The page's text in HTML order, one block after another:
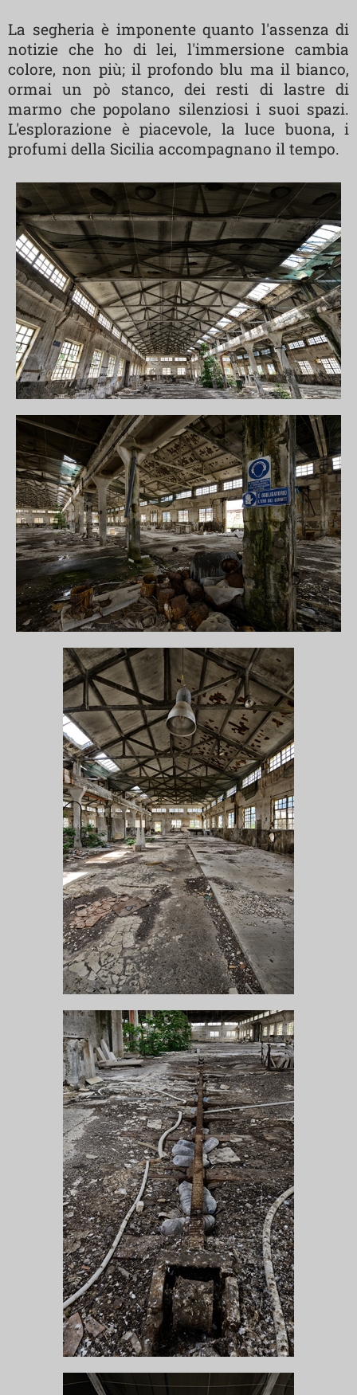
La segheria è imponente quanto l'assenza di
notizie che ho di lei, l'immersione cambia
colore, non più; il profondo blu ma il bianco,
ormai un pò stanco, dei resti di lastre di
marmo che popolano silenziosi i suoi spazi.
L'esplorazione è piacevole, la luce buona, i
profumi della Sicilia accompagnano il tempo.